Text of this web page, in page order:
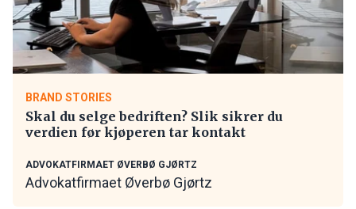
BRAND STORIES
Skal du selge bedriften? Slik sikrer du
verdien før kjøperen tar kontakt
ADVOKATFIRMAET ØVERBØ GJØRTZ
Advokatfirmaet Øverbø Gjørtz